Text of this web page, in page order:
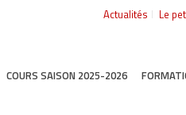
Actualités Le
COURS SAISON 2025-2026